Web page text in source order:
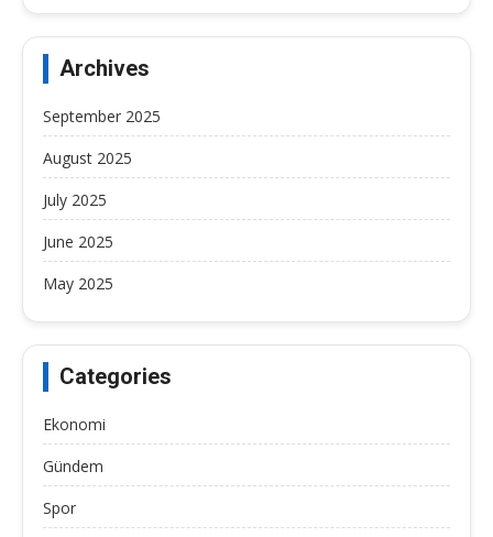
Archives
September 2025
August 2025
July 2025
June 2025
May 2025
Categories
Ekonomi
Gündem
Spor